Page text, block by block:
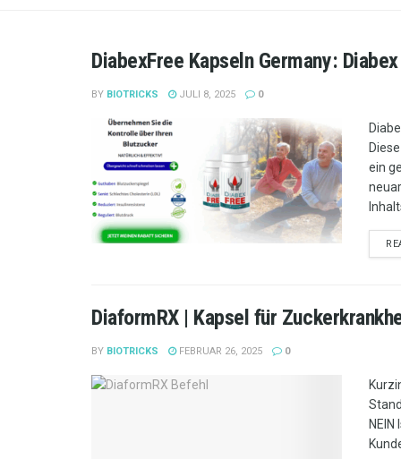
DiabexFree Kapseln Germany:
BY BIOTRICKS JULI 8, 2025 0
ein
DiaformRX | Kapsel für
BY BIOTRICKS FEBRUAR 26, 2025 0